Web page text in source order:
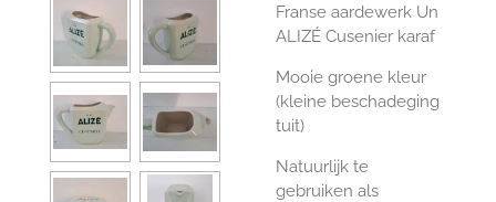
Franse aardewerk Un
ALIZÉ Cusenier karaf
Mooie groene kleur
(kleine beschadeging
tuit)
Natuurlijk te
gebruiken als